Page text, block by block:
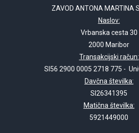
ZAVOD ANTONA MARTINA
Naslov:
Vrbanska cesta 30
2000 Maribor
Transakcijski račun:
SI56 2900 0005 2718 775 -
Davčna številka:
SI26341395
Matična številka:
5921449000